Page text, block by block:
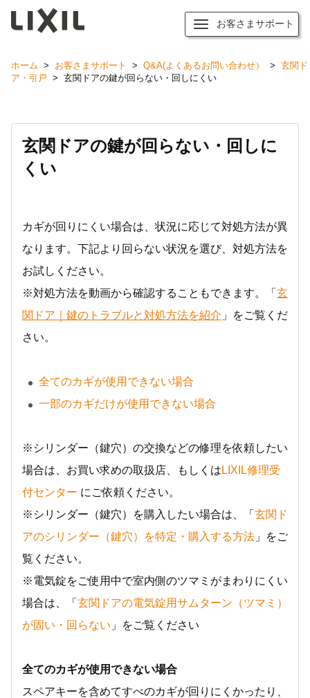
お客さまサポート
ホーム > お客さまサポート > Q&A(よくあるお問い合わせ） > 玄関ド
ア・引戸 > 玄関ドアの鍵が回らない・回しにくい
玄関ドアの鍵が回らない・回しに
くい
カギが回りにくい場合は、状況に応じて対処方法が異
なります。下記より回らない状況を選び、対処方法を
お試しください。
※対処方法を動画から確認することもできます。「 玄
関ドア｜鍵のトラブルと対処方法を紹介 」をご覧くだ
さい。
全てのカギが使用できない場合
一部のカギだけが使用できない場合
※シリンダー（鍵穴）の交換などの修理を依頼したい
場合は、お買い求めの取扱店、もしくは LIXIL修理受
付センター にご依頼ください。
※シリンダー（鍵穴）を購入したい場合は、「 玄関ド
アのシリンダー（鍵穴）を特定・購入する方法 」をご
覧ください。
※電気錠をご使用中で室内側のツマミがまわりにくい
場合は、「 玄関ドアの電気錠用サムターン（ツマミ）
が固い・回らない 」をご覧ください
全てのカギが使用できない場合
スペアキーを含めてすべのカギが回りにくかったり、